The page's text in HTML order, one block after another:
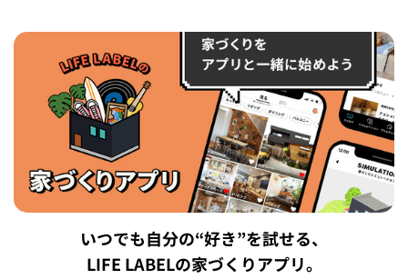
いつでも自分の“好き”を試せる、
LIFE LABELの家づくりアプリ。